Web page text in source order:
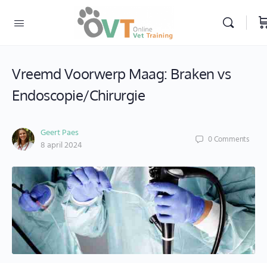
Vreemd Voorwerp Maag: Braken vs
Endoscopie/Chirurgie
Geert Paes
8 april 2024
0Comments